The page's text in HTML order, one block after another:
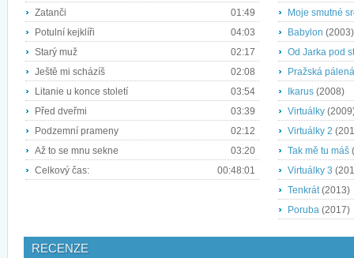
Zatanči
01:49
Potulní kejklíři
04:03
Starý muž
02:17
Ještě mi scházíš
02:08
Litanie u konce století
03:54
Před dveřmi
03:39
Podzemní prameny
02:12
Až to se mnu sekne
03:20
Celkový čas:
00:48:01
Moje smutné
Babylon (2003)
Od Jarka pod
Pražská pálená
Ikarus (2008)
Virtuálky
Virtuálky 2
Tak mě tu máš
Virtuálky 3
Tenkrát(2013)
Poruba (2017)
RECENZE